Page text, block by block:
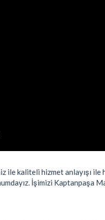
kaliteli hizmet anlayışı ile
İşimizi Kaptanpaşa